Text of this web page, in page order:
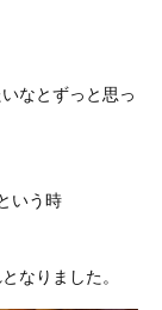
なとずっと思っ
いう時
なりました。